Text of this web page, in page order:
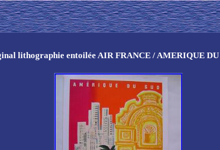
lithographie entoilée AIR FRANCE / AMERIQUE